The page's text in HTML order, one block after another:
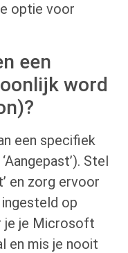
optie voor
een
word
een specifiek
Stel
en zorg ervoor
ingesteld op
je je Microsoft
en mis je nooit